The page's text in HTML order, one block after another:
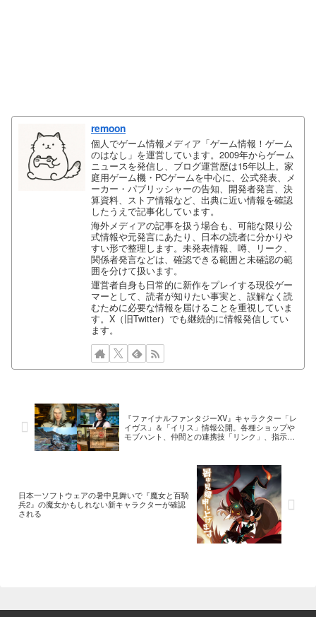
remoon
個人でゲーム情報メディア「ゲーム情報！ゲーム
のはなし」を運営しています。2009年からゲーム
ニュースを発信し、ブログ運営歴は15年以上。家
庭用ゲーム機・PCゲームを中心に、公式発表、メ
ーカー・パブリッシャーの告知、開発者発言、決
算資料、ストア情報など、出典に近い情報を確認
したうえで記事化しています。
海外メディアの記事を扱う場合も、可能な限り公
式情報や元発言にあたり、日本の読者に分かりや
すい形で整理します。未発表情報、噂、リーク、
関係者発言などは、確認できる範囲と未確認の範
囲を分けて扱います。
運営者自身も日常的に新作をプレイする現役ゲー
マーとして、読者が知りたい事実と、誤解なく読
むために必要な情報を届けることを重視していま
す。X（旧Twitter）でも継続的に情報発信してい
ます。
『ファイナルファンタジーXV』キャラクター「レ
イヴス」＆「イリス」情報公開。各種ショップや
モブハント、仲間との連携技「リンク」、指示を
日本一ソフトウェアの暑中見舞いで『魔女と百騎
兵2』の魔女かもしれない新キャラクターが確認
される